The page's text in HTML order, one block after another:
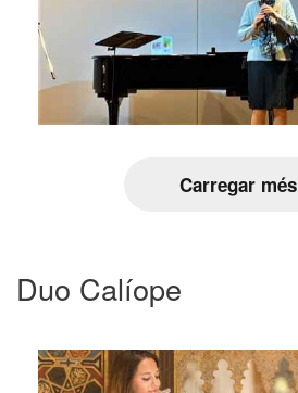
Carregar més
Duo Calíope